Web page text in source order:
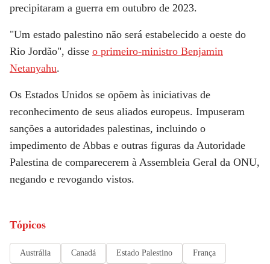
precipitaram a guerra em outubro de 2023.
"Um estado palestino não será estabelecido a oeste do
Rio Jordão", disse o primeiro-ministro Benjamin
Netanyahu.
Os Estados Unidos se opõem às iniciativas de
reconhecimento de seus aliados europeus. Impuseram
sanções a autoridades palestinas, incluindo o
impedimento de Abbas e outras figuras da Autoridade
Palestina de comparecerem à Assembleia Geral da ONU,
negando e revogando vistos.
Tópicos
Austrália Canadá Estado Palestino França